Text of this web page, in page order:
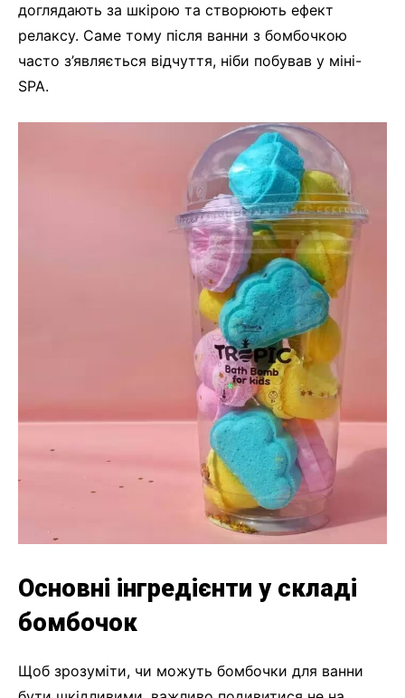
доглядають за шкірою та створюють ефект
релаксу. Саме тому після ванни з бомбочкою
часто з’являється відчуття, ніби побував у міні-
SPA.
Основні інгредієнти у складі
бомбочок
Щоб зрозуміти, чи можуть бомбочки для ванни